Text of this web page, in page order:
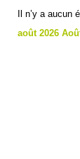
Il n’y a aucun
août 2026